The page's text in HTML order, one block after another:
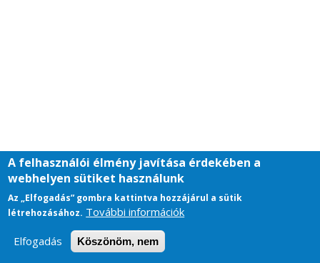
A felhasználói élmény javítása érdekében a
webhelyen sütiket használunk
Az „Elfogadás” gombra kattintva hozzájárul a sütik
létrehozásához. További információk
Elfogadás Köszönöm, nem